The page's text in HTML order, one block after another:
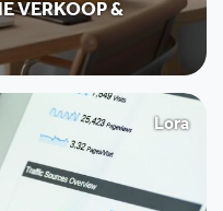
VERKOOP &
Lora